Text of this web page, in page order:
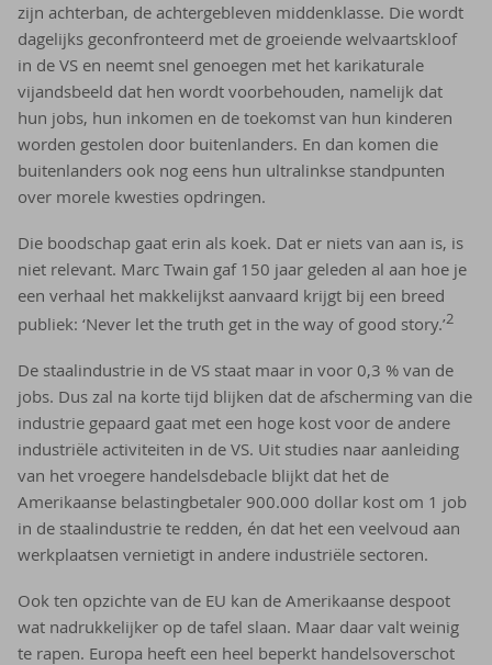
zijn achterban, de achtergebleven middenklasse. Die wordt
dagelijks geconfronteerd met de groeiende welvaartskloof
in de VS en neemt snel genoegen met het karikaturale
vijandsbeeld dat hen wordt voorbehouden, namelijk dat
hun jobs, hun inkomen en de toekomst van hun kinderen
worden gestolen door buitenlanders. En dan komen die
buitenlanders ook nog eens hun ultralinkse standpunten
over morele kwesties opdringen.
Die boodschap gaat erin als koek. Dat er niets van aan is, is
niet relevant. Marc Twain gaf 150 jaar geleden al aan hoe je
een verhaal het makkelijkst aanvaard krijgt bij een breed
publiek: ‘Never let the truth get in the way of good story.’2
De staalindustrie in de VS staat maar in voor 0,3 % van de
jobs. Dus zal na korte tijd blijken dat de afscherming van die
industrie gepaard gaat met een hoge kost voor de andere
industriële activiteiten in de VS. Uit studies naar aanleiding
van het vroegere handelsdebacle blijkt dat het de
Amerikaanse belastingbetaler 900.000 dollar kost om 1 job
in de staalindustrie te redden, én dat het een veelvoud aan
werkplaatsen vernietigt in andere industriële sectoren.
Ook ten opzichte van de EU kan de Amerikaanse despoot
wat nadrukkelijker op de tafel slaan. Maar daar valt weinig
te rapen. Europa heeft een heel beperkt handelsoverschot